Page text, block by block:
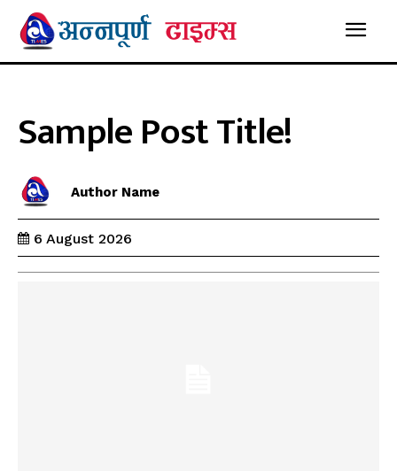
Sample Post Title!
Author Name
6 August 2026